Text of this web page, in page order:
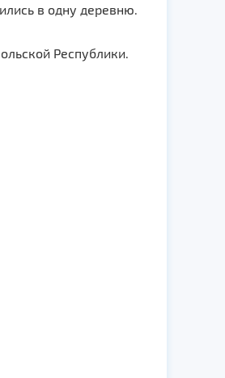
в одну деревню.
Республики.